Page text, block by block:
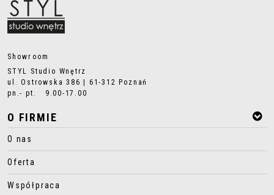
Showroom
STYL Studio Wnętrz
ul. Ostrowska 386 | 61-312 Poznań
pn.- pt. 9.00-17.00
O FIRMIE
O nas
Oferta
Współpraca